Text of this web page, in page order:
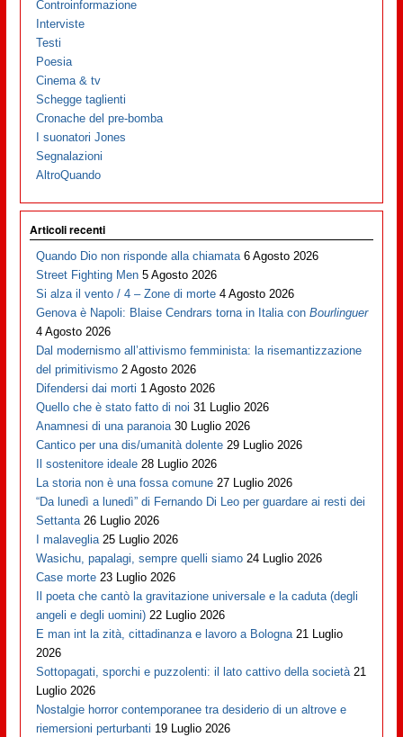
Controinformazione
Interviste
Testi
Poesia
Cinema & tv
Schegge taglienti
Cronache del pre-bomba
I suonatori Jones
Segnalazioni
AltroQuando
Articoli recenti
Quando Dio non risponde alla chiamata 6 Agosto 2026
Street Fighting Men 5 Agosto 2026
Si alza il vento / 4 – Zone di morte 4 Agosto 2026
Genova è Napoli: Blaise Cendrars torna in Italia conBourlinguer
4 Agosto 2026
Dal modernismo all’attivismo femminista: la risemantizzazione
del primitivismo 2 Agosto 2026
Difendersi dai morti 1 Agosto 2026
Quello che è stato fatto di noi 31 Luglio 2026
Anamnesi di una paranoia 30 Luglio 2026
Cantico per una dis/umanità dolente 29 Luglio 2026
Il sostenitore ideale 28 Luglio 2026
La storia non è una fossa comune 27 Luglio 2026
“Da lunedì a lunedì” di Fernando Di Leo per guardare ai resti dei
Settanta 26 Luglio 2026
I malaveglia 25 Luglio 2026
Wasichu, papalagi, sempre quelli siamo 24 Luglio 2026
Case morte 23 Luglio 2026
Il poeta che cantò la gravitazione universale e la caduta (degli
angeli e degli uomini) 22 Luglio 2026
E man int la zità, cittadinanza e lavoro a Bologna 21 Luglio
2026
Sottopagati, sporchi e puzzolenti: il lato cattivo della società 21
Luglio 2026
Nostalgie horror contemporanee tra desiderio di un altrove e
riemersioni perturbanti 19 Luglio 2026